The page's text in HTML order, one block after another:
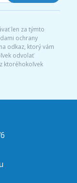
len za týmto
ochrany
odkaz, ktorý vám
odvolať
ktoréhokoľvek